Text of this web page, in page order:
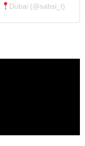
Dubai (@sabsi_t)